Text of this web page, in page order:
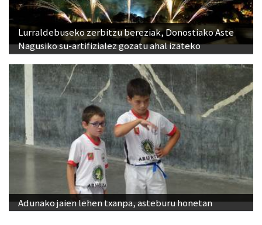
Lurraldebuseko zerbitzu bereziak, Donostiako Aste
Nagusiko su-artifizialez gozatu ahal izateko
Adunako jaien lehen txanpa, asteburu honetan